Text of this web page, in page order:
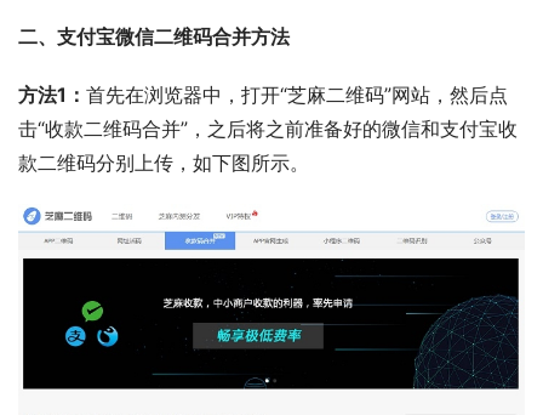
二、支付宝微信二维码合并方法
方法1： 首先在浏览器中，打开“芝麻二维码”网站，然后点
击“收款二维码合并”，之后将之前准备好的微信和支付宝收
款二维码分别上传，如下图所示。